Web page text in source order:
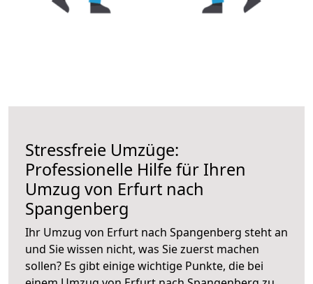
Stressfreie Umzüge:
Professionelle Hilfe für Ihren
Umzug von Erfurt nach
Spangenberg
Ihr Umzug von Erfurt nach Spangenberg steht an
und Sie wissen nicht, was Sie zuerst machen
sollen? Es gibt einige wichtige Punkte, die bei